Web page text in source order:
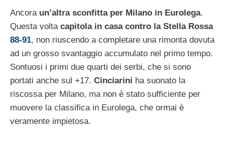
Ancora un’altra sconfitta per Milano in Eurolega.
Questa volta capitola in casa contro la Stella Rossa
88-91, non riuscendo a completare una rimonta dovuta
ad un grosso svantaggio accumulato nel primo tempo.
Sontuosi i primi due quarti dei serbi, che si sono
portati anche sul +17. Cinciarini ha suonato la
riscossa per Milano, ma non è stato sufficiente per
muovere la classifica in Eurolega, che ormai è
veramente impietosa.